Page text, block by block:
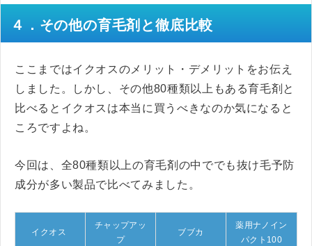
４．その他の育毛剤と徹底比較
ここまではイクオスのメリット・デメリットをお伝え
しました。しかし、その他80種類以上もある育毛剤と
比べるとイクオスは本当に買うべきなのか気になると
ころですよね。
今回は、全80種類以上の育毛剤の中ででも抜け毛予防
成分が多い製品で比べてみました。
イクオス
チャップアッ
プ
ブブカ
薬用ナノイン
パクト100